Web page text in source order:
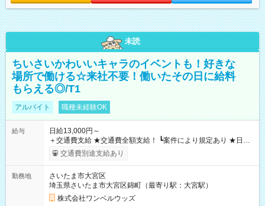
未読
ちいさいかわいいキャラのイベントも！好きな
場所で働ける☆来社不要！働いたその日に給料
もらえる◎/T1
アルバイト 職種未経験OK
給与
日給13,000円～
＋交通費支給 ★交通費全額支給！ ┗案件により規定あり ★日払
いOK！（規定あり） ┗働いたその日に現金GET♪ お仕事後はコ
ンビニATMから 日払い分を引き落とせます！ 【試用期間】試
交通費別途支給あり
勤務地
さいたま市大宮区
埼玉県さいたま市大宮区錦町（最寄り駅：大宮駅）
株式会社ワンベルウッズ